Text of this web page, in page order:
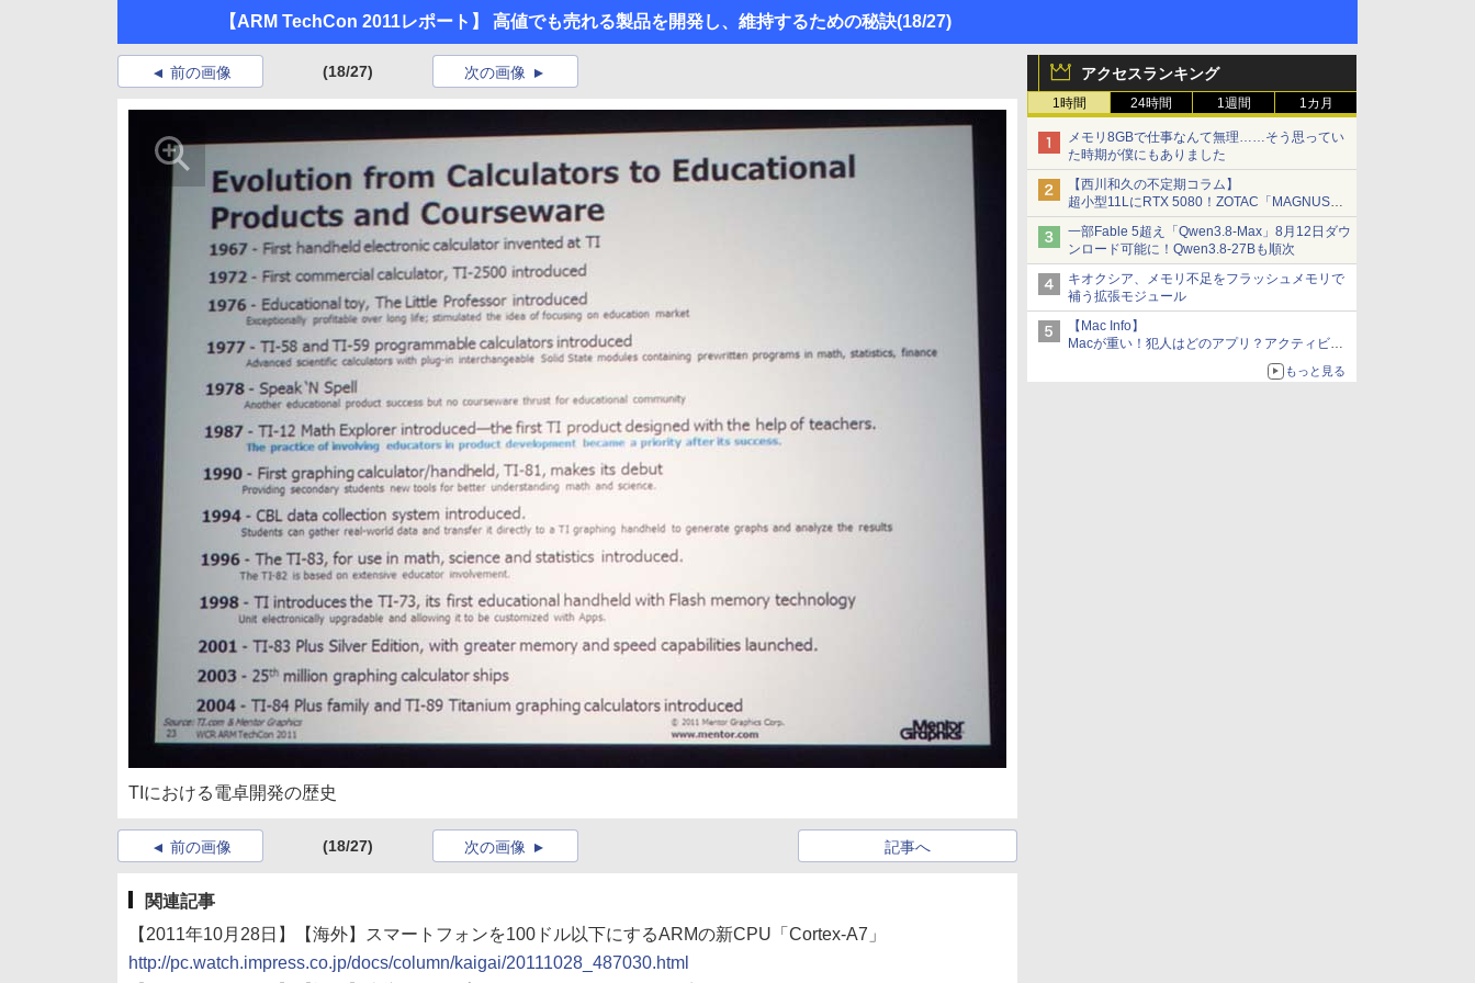
【ARM TechCon 2011レポート】 高値でも売れる製品を開発し、維持するための秘訣(18/27)
アクセスランキング
1時間 24時間 1週間 1カ月
メモリ8GBで仕事なんて無理……そう思ってい
た時期が僕にもありました
【西川和久の不定期コラム】
超小型11LにRTX 5080！ZOTAC「MAGNUS
ONE」最上位機の実力を探る
一部Fable 5超え「Qwen3.8-Max」8月12日ダウ
ンロード可能に！Qwen3.8-27Bも順次
キオクシア、メモリ不足をフラッシュメモリで
補う拡張モジュール
【Mac Info】
Macが重い！犯人はどのアプリ？アクティビテ
もっと見る
前の画像 (18/27) 次の画像
TIにおける電卓開発の歴史
前の画像 (18/27) 記事へ
次の画像
関連記事
【2011年10月28日】【海外】スマートフォンを100ドル以下にするARMの新CPU「Cortex-A7」
http://pc.watch.impress.co.jp/docs/column/kaigai/20111028_487030.html